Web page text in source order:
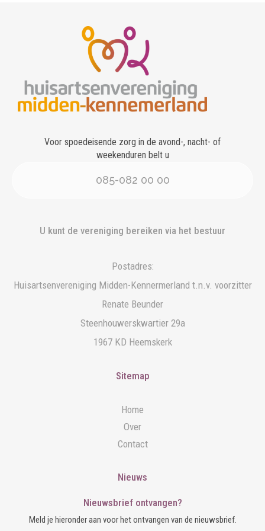
Voor spoedeisende zorg in de avond-, nacht- of
weekenduren belt u
085-082 00 00
U kunt de vereniging bereiken via het bestuur
Postadres:
Huisartsenvereniging Midden-Kennermerland t.n.v. voorzitter
Renate Beunder
Steenhouwerskwartier 29a
1967 KD Heemskerk
Sitemap
Home
Over
Contact
Nieuws
Nieuwsbrief ontvangen?
Meld je hieronder aan voor het ontvangen van de nieuwsbrief.